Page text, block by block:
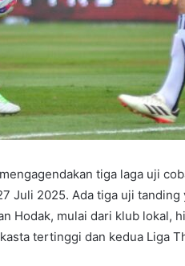
tiga laga uji
Juli 2025. Ada tiga uji tanding
Hodak, mulai dari klub lokal,
tertinggi dan kedua Liga